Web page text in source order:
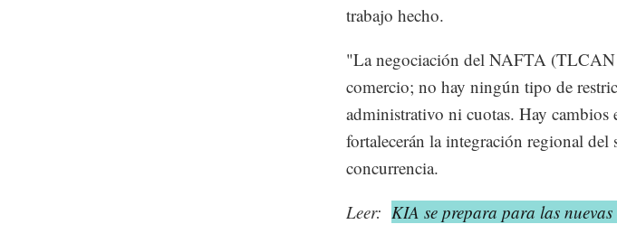
trabajo hecho.
"La negociación del NAFTA (TLCAN
comercio; no hay ningún tipo de
administrativo ni cuotas. Hay cambios
fortalecerán la integración regional
concurrencia.
Leer: KIA se prepara para las